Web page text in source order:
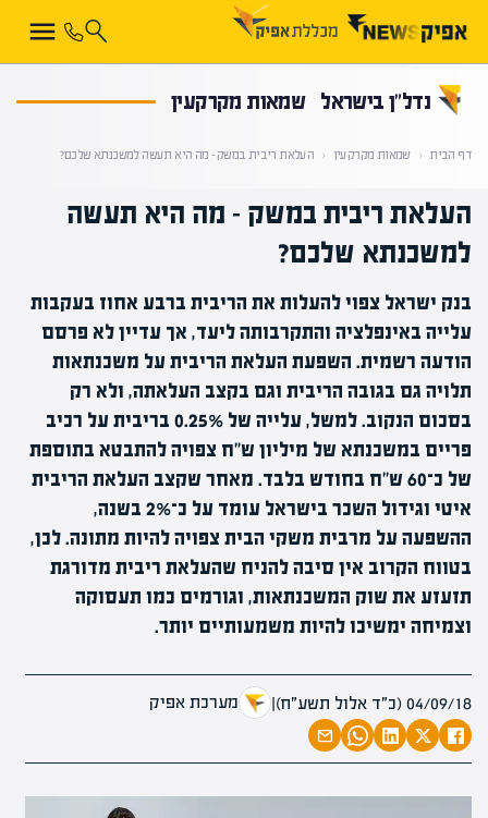
נדל”ן בישראל שמאות מקרקעין
דף הבית ‹ שמאות מקרקעין ‹ העלאת ריבית במשק – מה היא תעשה למשכנתא שלכם?
העלאת ריבית במשק – מה היא תעשה
למשכנתא שלכם?
בנק ישראל צפוי להעלות את הריבית ברבע אחוז בעקבות
עלייה באינפלציה והתקרבותה ליעד, אך עדיין לא פרסם
הודעה רשמית. השפעת העלאת הריבית על משכנתאות
תלויה גם בגובה הריבית וגם בקצב העלאתה, ולא רק
בסכום הנקוב. למשל, עלייה של 0.25% בריבית על רכיב
פריים במשכנתא של מיליון ש"ח צפויה להתבטא בתוספת
של כ־60 ש"ח בחודש בלבד. מאחר שקצב העלאת הריבית
איטי וגידול השכר בישראל עומד על כ־2% בשנה,
ההשפעה על מרבית משקי הבית צפויה להיות מתונה. לכן,
בטווח הקרוב אין סיבה להניח שהעלאת ריבית מדורגת
תזעזע את שוק המשכנתאות, וגורמים כמו תעסוקה
וצמיחה ימשיכו להיות משמעותיים יותר.
04/09/18 (כ״ד אלול תשע״ח) | מערכת אפיק